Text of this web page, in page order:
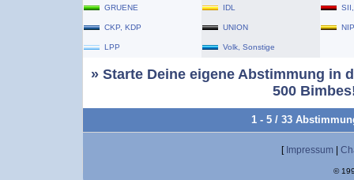
GRUENE IDL
CKP, KDP UNION NIP
LPP Volk, Sonstige
» Starte Deine eigene Abstimmung in
500
1 - 5 / 33
[ Impressum
©